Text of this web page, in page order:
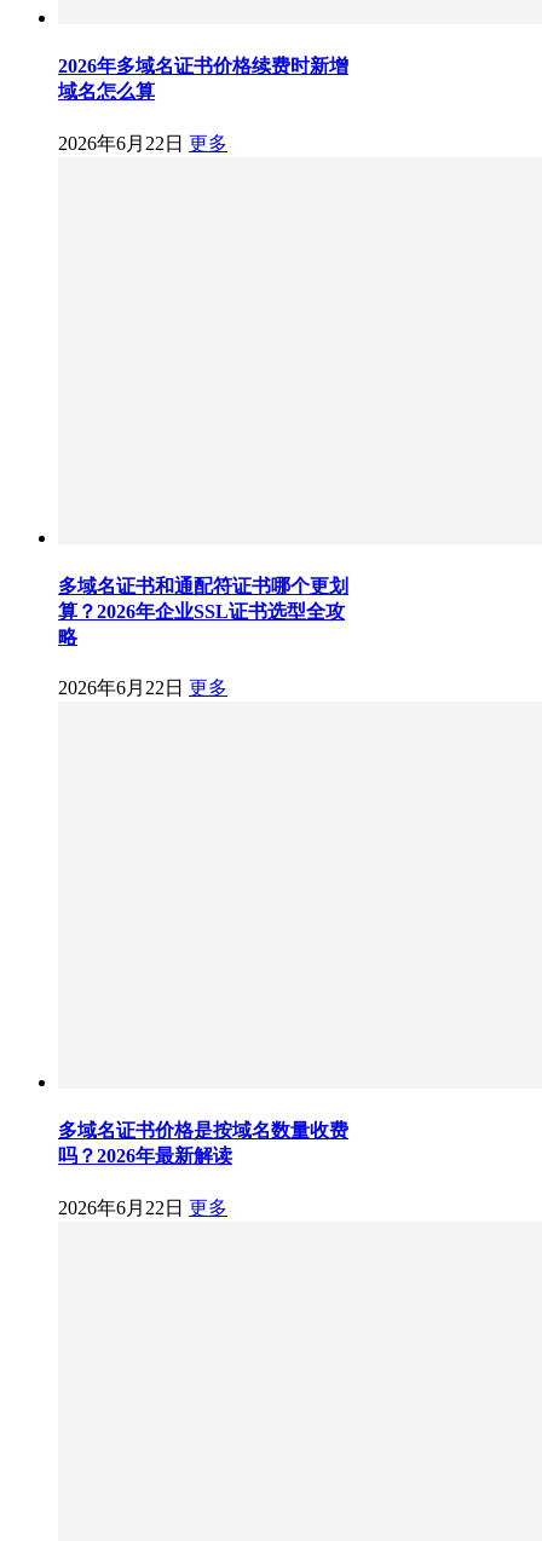
2026年多域名证书价格续费时新增
域名怎么算
2026年6月22日 更多
多域名证书和通配符证书哪个更划
算？2026年企业SSL证书选型全攻
略
2026年6月22日 更多
多域名证书价格是按域名数量收费
吗？2026年最新解读
2026年6月22日 更多